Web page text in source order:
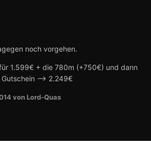
noch vorgehen.
1.599€ + die 780m (+750€) und dann
--> 2.249€
von Lord-Quas